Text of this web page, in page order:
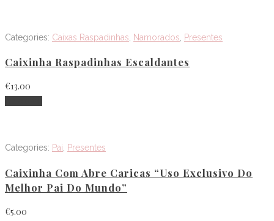
Categories: Caixas Raspadinhas Namorados Presentes
Caixinha Raspadinhas Escaldantes
€13.00
Categories: Pai, Presentes
Caixinha Com Abre Caricas “Uso Exclusivo Do
Melhor Pai Do Mundo”
€5.00